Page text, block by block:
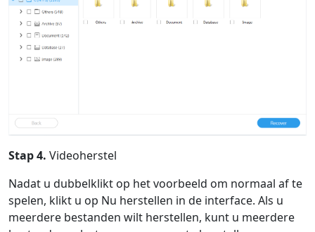
Stap 4. Videoherstel
Nadat u dubbelklikt op het voorbeeld om normaal af te
spelen, klikt u op Nu herstellen in de interface. Als u
meerdere bestanden wilt herstellen, kunt u meerdere